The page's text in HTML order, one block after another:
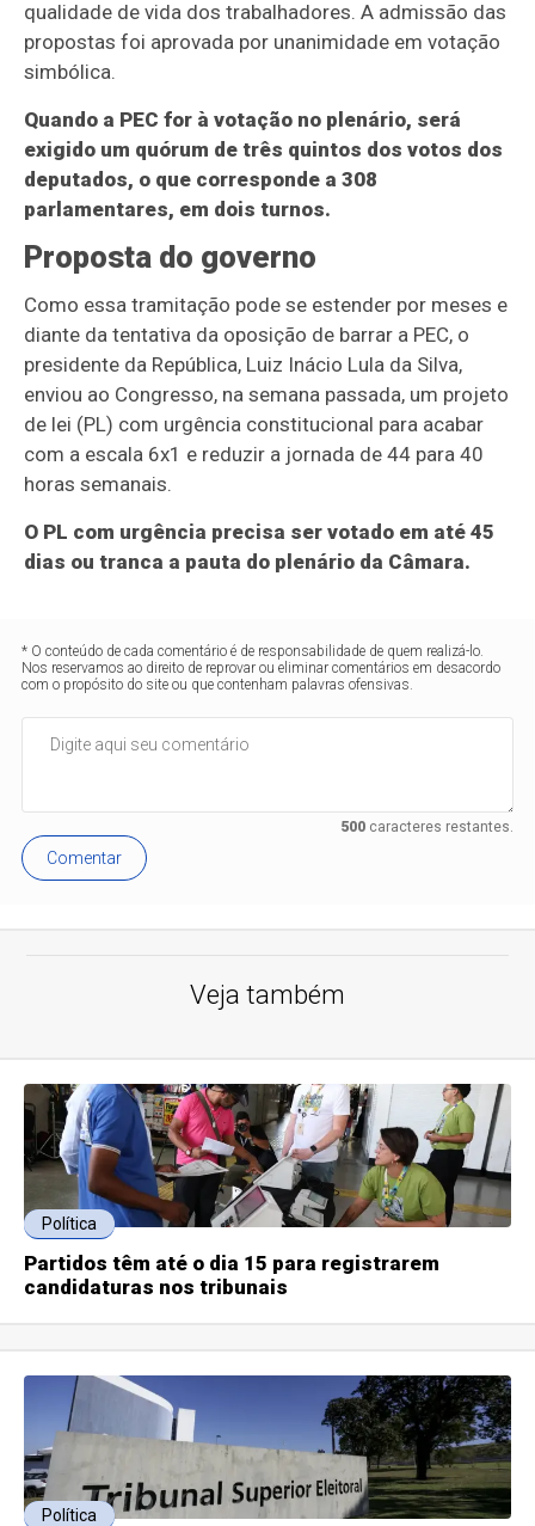
qualidade de vida dos trabalhadores. A admissão das
propostas foi aprovada por unanimidade em votação
simbólica.
Quando a PEC for à votação no plenário, será
exigido um quórum de três quintos dos votos dos
deputados, o que corresponde a 308
parlamentares, em dois turnos.
Proposta do governo
Como essa tramitação pode se estender por meses e
diante da tentativa da oposição de barrar a PEC, o
presidente da República, Luiz Inácio Lula da Silva,
enviou ao Congresso, na semana passada, um projeto
de lei (PL) com urgência constitucional para acabar
com a escala 6x1 e reduzir a jornada de 44 para 40
horas semanais.
O PL com urgência precisa ser votado em até 45
dias ou tranca a pauta do plenário da Câmara.
* O conteúdo de cada comentário é de responsabilidade de quem realizá-lo.
Nos reservamos ao direito de reprovar ou eliminar comentários em desacordo
com o propósito do site ou que contenham palavras ofensivas.
500caracteres restantes.
Comentar
Veja também
Política
Partidos têm até o dia 15 para registrarem
candidaturas nos tribunais
Política